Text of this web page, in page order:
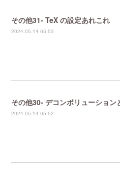
その他31- TeX の設定あれこれ
2024.05.14 05:53
2024.05.14 05:52